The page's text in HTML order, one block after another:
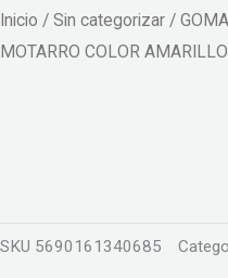
Inicio / Sin categorizar /
MOTARRO COLOR AMARILLO
SKU 5690161340685